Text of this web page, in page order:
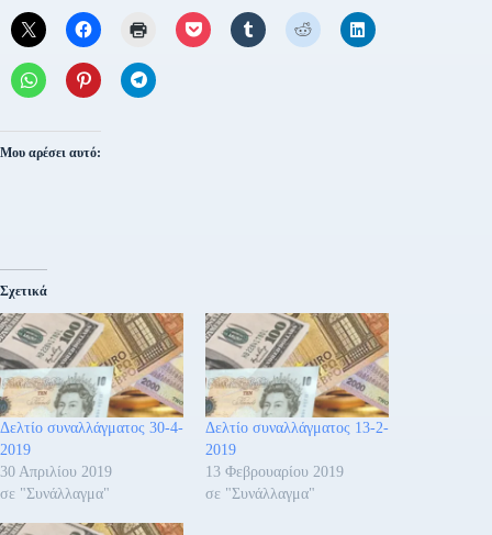
Μου αρέσει αυτό:
Σχετικά
Δελτίο συναλλάγματος 30-4-
2019
30 Απριλίου 2019
σε "Συνάλλαγμα"
Δελτίο συναλλάγματος 13-2-
2019
13 Φεβρουαρίου 2019
σε "Συνάλλαγμα"